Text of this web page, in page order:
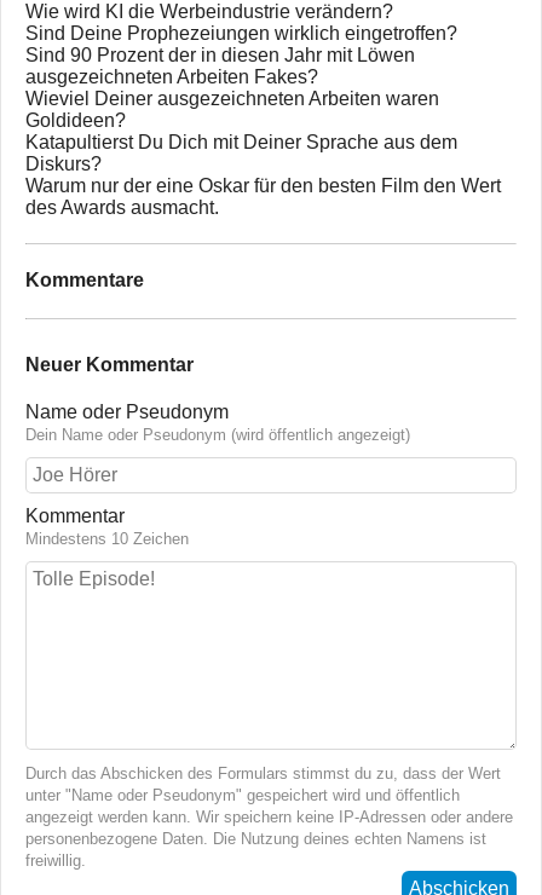
Wie wird KI die Werbeindustrie verändern?
Sind Deine Prophezeiungen wirklich eingetroffen?
Sind 90 Prozent der in diesen Jahr mit Löwen
ausgezeichneten Arbeiten Fakes?
Wieviel Deiner ausgezeichneten Arbeiten waren
Goldideen?
Katapultierst Du Dich mit Deiner Sprache aus dem
Diskurs?
Warum nur der eine Oskar für den besten Film den Wert
des Awards ausmacht.
Kommentare
Neuer Kommentar
Name oder Pseudonym
Dein Name oder Pseudonym (wird öffentlich angezeigt)
Kommentar
Mindestens 10 Zeichen
Durch das Abschicken des Formulars stimmst du zu, dass der Wert
unter "Name oder Pseudonym" gespeichert wird und öffentlich
angezeigt werden kann. Wir speichern keine IP-Adressen oder andere
personenbezogene Daten. Die Nutzung deines echten Namens ist
freiwillig.
Abschicken